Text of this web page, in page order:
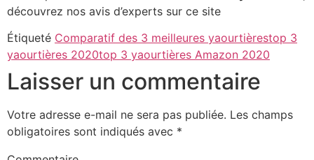
découvrez nos avis d’experts sur ce site
Étiqueté Comparatif des 3 meilleures yaourtièrestop 3
yaourtières 2020top 3 yaourtières Amazon 2020
Laisser un commentaire
Votre adresse e-mail ne sera pas publiée. Les champs
obligatoires sont indiqués avec *